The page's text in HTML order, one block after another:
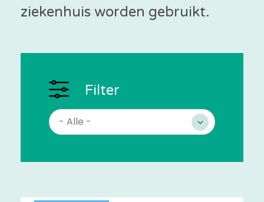
ziekenhuis worden gebruikt.
Filter